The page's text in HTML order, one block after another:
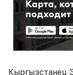
Кыргызстанец